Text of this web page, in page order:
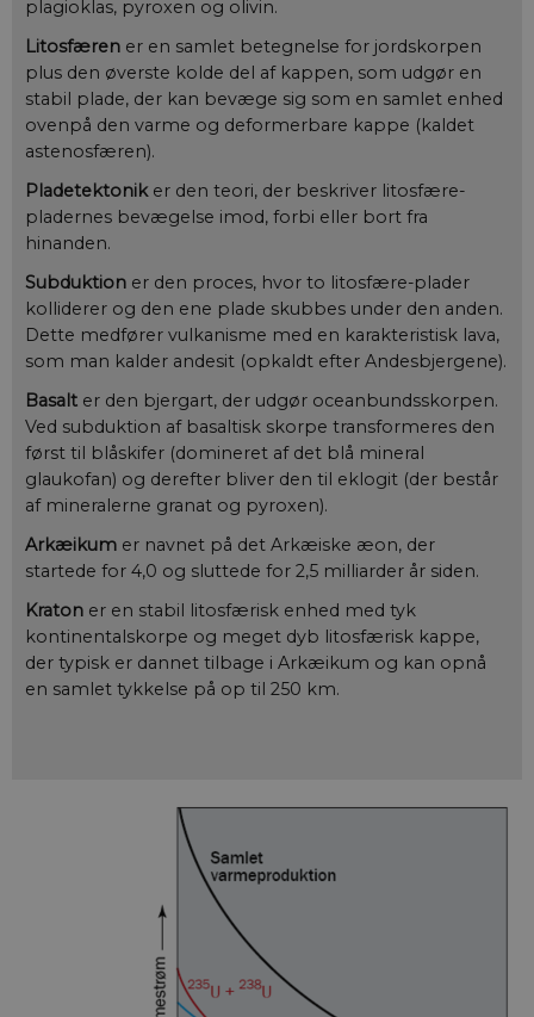
plagioklas, pyroxen og olivin.
Litosfæren er en samlet betegnelse for jordskorpen
plus den øverste kolde del af kappen, som udgør en
stabil plade, der kan bevæge sig som en samlet enhed
ovenpå den varme og deformerbare kappe (kaldet
astenosfæren).
Pladetektoniker den teori, der beskriver litosfære-
pladernes bevægelse imod, forbi eller bort fra
hinanden.
Subduktion er den proces, hvor to litosfære-plader
kolliderer og den ene plade skubbes under den anden.
Dette medfører vulkanisme med en karakteristisk lava,
som man kalder andesit (opkaldt efter Andesbjergene).
Basalt er den bjergart, der udgør oceanbundsskorpen.
Ved subduktion af basaltisk skorpe transformeres den
først til blåskifer (domineret af det blå mineral
glaukofan) og derefter bliver den til eklogit (der består
af mineralerne granat og pyroxen).
Arkæikum er navnet på det Arkæiske æon, der
startede for 4,0 og sluttede for 2,5 milliarder år siden.
Kraton er en stabil litosfærisk enhed med tyk
kontinentalskorpe og meget dyb litosfærisk kappe,
der typisk er dannet tilbage i Arkæikum og kan opnå
en samlet tykkelse på op til 250 km.